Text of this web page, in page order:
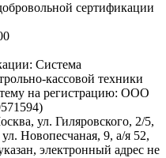
сертификации
Система
кассовой техники
на регистрацию: ООО
ул. Гиляровского, 2/5,
Новопесчаная, 9, а/я 52,
электронный адрес не